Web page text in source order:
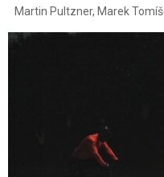
Martin Pultzner, Marek